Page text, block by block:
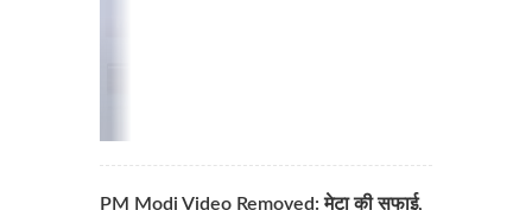
PM Modi Video Removed: मेटा की सफाई,